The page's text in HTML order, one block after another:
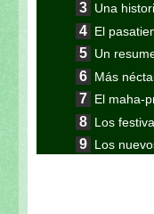
Una
El
Un
Más
El maha-
Los
Los